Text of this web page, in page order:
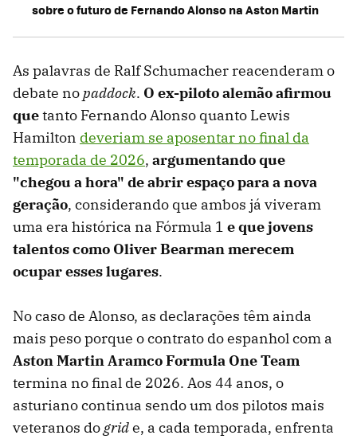
sobre o futuro de Fernando Alonso na Aston Martin
As palavras de Ralf Schumacher reacenderam o
debate nopaddock. O ex-piloto alemão afirmou
quetanto Fernando Alonso quanto Lewis
Hamilton deveriam se aposentar no final da
temporada de 2026, argumentando que
"chegou a hora" de abrir espaço para a nova
geração, considerando que ambos já viveram
uma era histórica na Fórmula 1 e que jovens
talentos como Oliver Bearman merecem
ocupar esses lugares.
No caso de Alonso, as declarações têm ainda
mais peso porque o contrato do espanhol com a
Aston Martin Aramco Formula One Team
termina no final de 2026. Aos 44 anos, o
asturiano continua sendo um dos pilotos mais
veteranos dogride, a cada temporada, enfrenta